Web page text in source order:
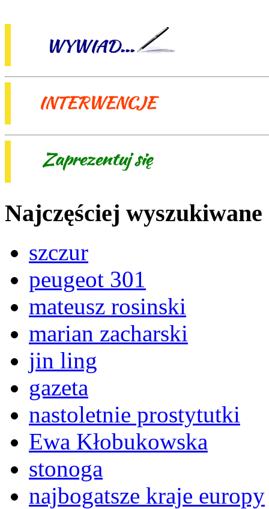
Najczęściej wyszukiwane
szczur
peugeot 301
mateusz rosinski
marian zacharski
jin ling
gazeta
nastoletnie prostytutki
Ewa Kłobukowska
stonoga
najbogatsze kraje europy